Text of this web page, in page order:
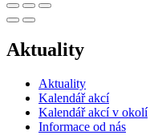
Aktuality
Aktuality
Kalendář akcí
Kalendář akcí v okolí
Informace od nás